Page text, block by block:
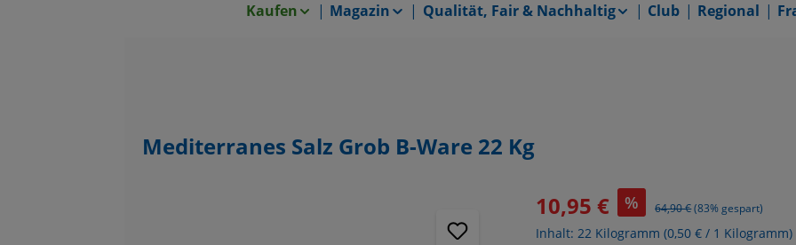
Kaufen Magazin Qualität, Fair & Nachhaltig Club Regional
Mediterranes Salz Grob B-Ware 22 Kg
10,95 € % Regulärer Preis:
64,90 €(83% gespart)
Inhalt:22 Kilogramm(0,50 € / 1 Kilogramm)